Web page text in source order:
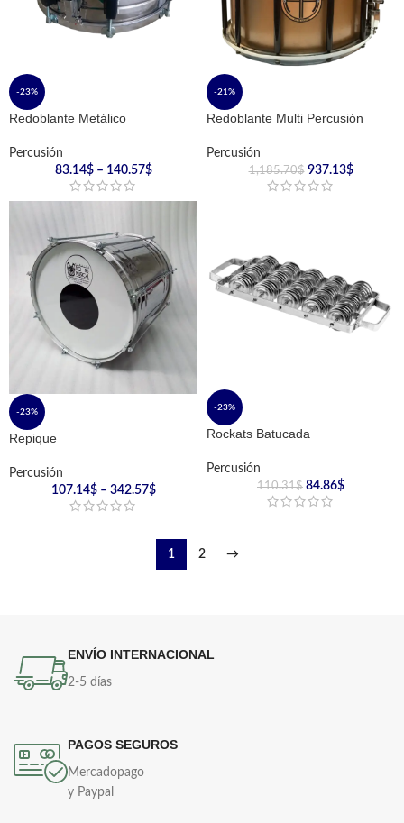
-23%
Redoblante Metálico
Percusión
83.14$ – 140.57$
-21%
Redoblante Multi Percusión
Percusión
1,185.70$ 937.13$
-23%
Repique
Percusión
107.14$ – 342.57$
-23%
Rockats Batucada
Percusión
110.31$ 84.86$
1 2 →
ENVÍO INTERNACIONAL
2-5 días
PAGOS SEGUROS
Mercadopago
y Paypal